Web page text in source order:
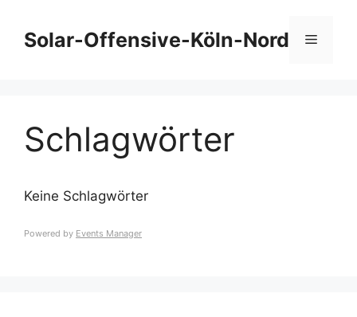
Inhalt
springenSolar-Offensive-Köln-Nord Menü
Schlagwörter
Keine Schlagwörter
Powered by Events Manager